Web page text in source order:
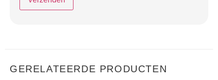
GERELATEERDE PRODUCTEN